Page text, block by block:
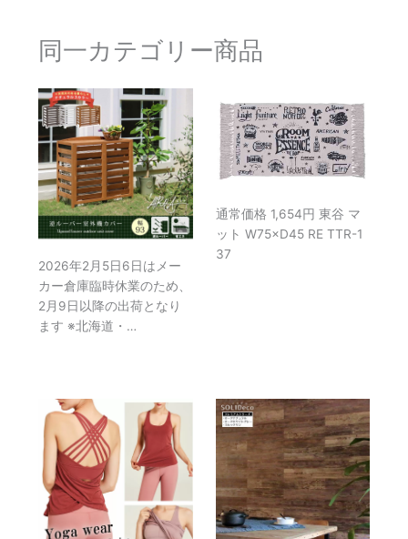
同一カテゴリー商品
2026年2月5日6日はメー
カー倉庫臨時休業のため、
2月9日以降の出荷となり
ます ※北海道・…
通常価格 1,654円 東谷 マ
ット W75×D45 RE TTR-1
37